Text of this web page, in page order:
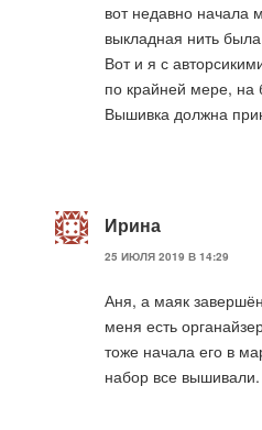
вот недавно начала
выкладная нить
Вот и я с
по крайней мере,
Вышивка должна
Ирина
25 ИЮЛЯ 2019 В 14:29
Аня, а маяк
меня есть
тоже начала его в
набор все вышивали.